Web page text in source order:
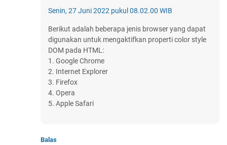
Senin, 27 Juni 2022 pukul 08.02.00 WIB
Berikut adalah beberapa jenis browser yang dapat
digunakan untuk mengaktifkan properti color style
DOM pada HTML:
1. Google Chrome
2. Internet Explorer
3. Firefox
4. Opera
5. Apple Safari
Balas